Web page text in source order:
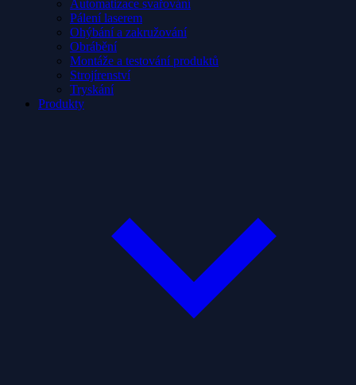
Automatizace svařování
Pálení laserem
Ohýbání a zakružování
Obrábění
Montáže a testování produktů
Strojírenství
Tryskání
Produkty